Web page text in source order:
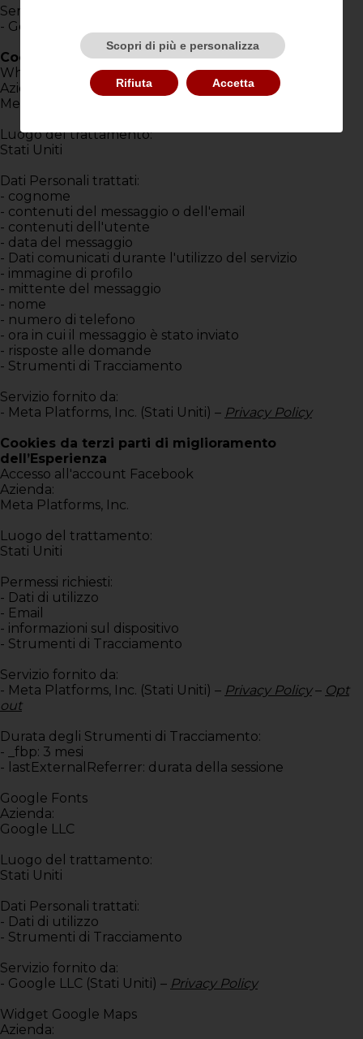
Servizio fornito da:
- Google LLC (Stati Uniti) –
Cookies da terzi parti di Funzionalità semplici
WhatsApp Business Chat Widget
Azienda:
Meta Platforms, Inc.
Luogo del trattamento:
Stati Uniti
Dati Personali trattati:
- cognome
- contenuti del messaggio o dell'email
- contenuti dell'utente
- data del messaggio
- Dati comunicati durante l'utilizzo del servizio
- immagine di profilo
- mittente del messaggio
- nome
- numero di telefono
- ora in cui il messaggio è stato inviato
- risposte alle domande
- Strumenti di Tracciamento
Servizio fornito da:
- Meta Platforms, Inc. (Stati Uniti) – Privacy Policy
Cookies da terzi parti di miglioramento
dell’Esperienza
Accesso all'account Facebook
Azienda:
Meta Platforms, Inc.
Luogo del trattamento:
Stati Uniti
Permessi richiesti:
- Dati di utilizzo
- Email
- informazioni sul dispositivo
- Strumenti di Tracciamento
Servizio fornito da:
- Meta Platforms, Inc. (Stati Uniti) – Privacy Policy – Opt
out
Durata degli Strumenti di Tracciamento:
- _fbp: 3 mesi
- lastExternalReferrer: durata della sessione
Google Fonts
Azienda:
Google LLC
Luogo del trattamento:
Stati Uniti
Dati Personali trattati:
- Dati di utilizzo
- Strumenti di Tracciamento
Servizio fornito da:
- Google LLC (Stati Uniti) – Privacy Policy
Widget Google Maps
Azienda:
Scopri di più e personalizza
Rifiuta Accetta